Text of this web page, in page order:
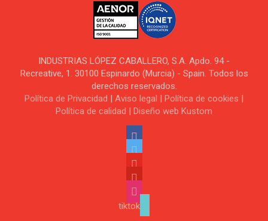
INDUSTRIAS LÓPEZ CABALLERO, S.A. Apdo. 94 -
Recreative, 1. 30100 Espinardo (Murcia) - Spain. Todos los
derechos reservados.
Política de Privacidad | Aviso legal | Política de cookies |
Política de calidad | Diseño web Kustom
tiktok